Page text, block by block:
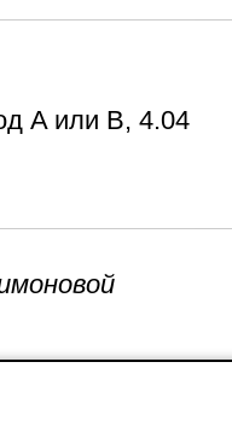
A или B, 4.04